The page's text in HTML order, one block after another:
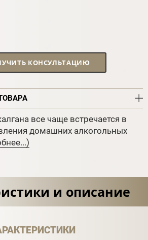
КОНСУЛЬТАЦИЮ
все чаще встречается в
домашних алкогольных
и описание